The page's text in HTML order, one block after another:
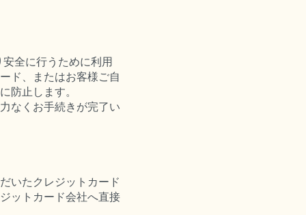
全に行うために利用
ド、またはお客様ご自
防止します。
なくお手続きが完了い
いたクレジットカード
ットカード会社へ直接